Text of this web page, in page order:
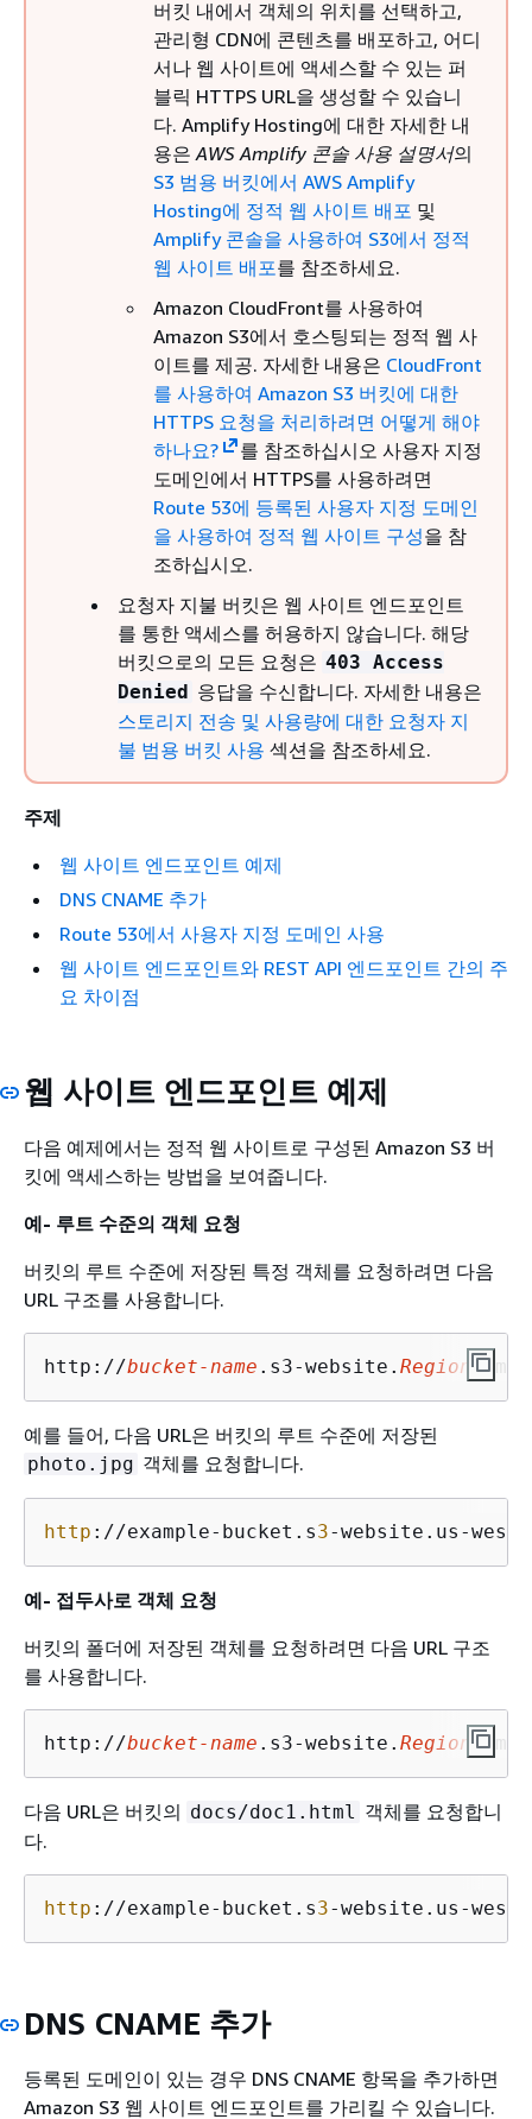
버킷 내에서 객체의 위치를 선택하고,
관리형 CDN에 콘텐츠를 배포하고, 어디
서나 웹 사이트에 액세스할 수 있는 퍼
블릭 HTTPS URL을 생성할 수 있습니
다. Amplify Hosting에 대한 자세한 내
용은AWS Amplify 콘솔 사용 설명서의
S3 범용 버킷에서 AWS Amplify
Hosting에 정적 웹 사이트 배포 및
Amplify 콘솔을 사용하여 S3에서 정적
웹 사이트 배포를 참조하세요.
Amazon CloudFront를 사용하여
Amazon S3에서 호스팅되는 정적 웹 사
이트를 제공. 자세한 내용은 CloudFront
를 사용하여 Amazon S3 버킷에 대한
HTTPS 요청을 처리하려면 어떻게 해야
하나요?
를 참조하십시오 사용자 지정
도메인에서 HTTPS를 사용하려면
Route 53에 등록된 사용자 지정 도메인
을 사용하여 정적 웹 사이트 구성을 참
조하십시오.
요청자 지불 버킷은 웹 사이트 엔드포인트
를 통한 액세스를 허용하지 않습니다. 해당
버킷으로의 모든 요청은 403 Access
Denied 응답을 수신합니다. 자세한 내용은
스토리지 전송 및 사용량에 대한 요청자 지
불 범용 버킷 사용 섹션을 참조하세요.
주제
웹 사이트 엔드포인트 예제
DNS CNAME 추가
Route 53에서 사용자 지정 도메인 사용
웹 사이트 엔드포인트와 REST API 엔드포인트 간의 주
요 차이점
웹 사이트 엔드포인트 예제
다음 예제에서는 정적 웹 사이트로 구성된 Amazon S3 버
킷에 액세스하는 방법을 보여줍니다.
예- 루트 수준의 객체 요청
버킷의 루트 수준에 저장된 특정 객체를 요청하려면 다음
URL 구조를 사용합니다.
http://bucket-name .s3-website. Region
예를 들어, 다음 URL은 버킷의 루트 수준에 저장된
photo.jpg 객체를 요청합니다.
http ://example-bucket.s3-website.us-west-
예- 접두사로 객체 요청
버킷의 폴더에 저장된 객체를 요청하려면 다음 URL 구조
를 사용합니다.
http://bucket-name .s3-website. Region
다음 URL은 버킷의 docs/doc1.html
객체를 요청합니
다.
http ://example-bucket.s3-website.us-west-
DNS CNAME 추가
등록된 도메인이 있는 경우 DNS CNAME 항목을 추가하면
Amazon S3 웹 사이트 엔드포인트를 가리킬 수 있습니다.